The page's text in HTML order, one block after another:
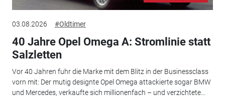
03.08.2026 #Oldtimer
40 Jahre Opel Omega A: Stromlinie statt
Salzletten
Vor 40 Jahren fuhr die Marke mit dem Blitz in der Businessclass
vorn mit: Der mutig designte Opel Omega attackierte sogar BMW
und Mercedes, verkaufte sich millionenfach – und verzichtete...